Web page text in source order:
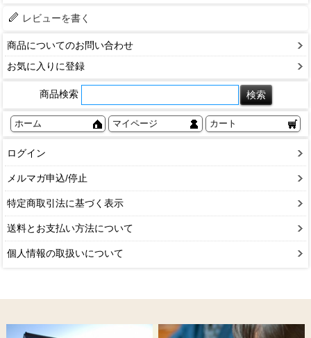
レビューを書く
商品についてのお問い合わせ
お気に入りに登録
商品検索
ホーム マイページ カート
ログイン
メルマガ申込/停止
特定商取引法に基づく表示
送料とお支払い方法について
個人情報の取扱いについて